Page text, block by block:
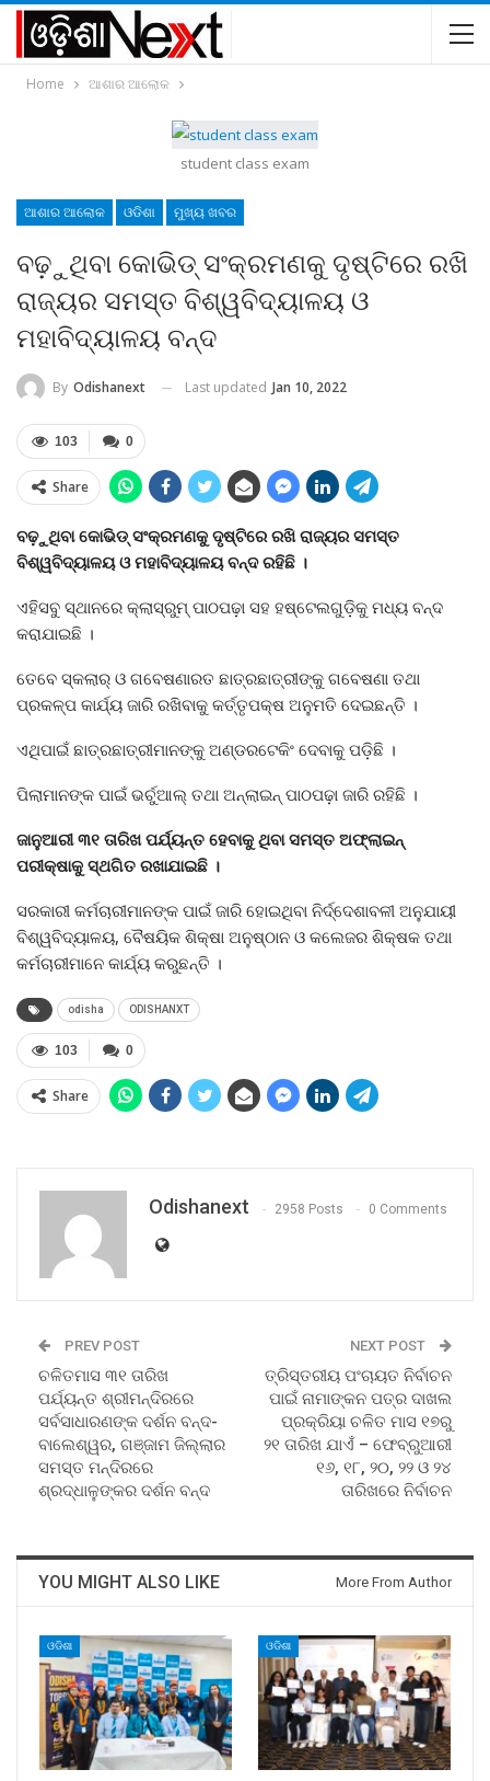
Home ଆଶାର ଆଲୋକ
student class exam
ଆଶାର ଆଲୋକ ଓଡିଶା ମୁଖ୍ୟ ଖବର
ବଢ଼ୁଥିବା କୋଭିଡ୍‍ ସଂକ୍ରମଣକୁ ଦୃଷ୍ଟିରେ ରଖି
ରାଜ୍ୟର ସମସ୍ତ ବିଶ୍ୱବିଦ୍ୟାଳୟ ଓ
ମହାବିଦ୍ୟାଳୟ ବନ୍ଦ
By Odishanext Last updated Jan 10, 2022
0
103
Share
ବଢ଼ୁଥିବା କୋଭିଡ୍‍ ସଂକ୍ରମଣକୁ ଦୃଷ୍ଟିରେ ରଖି ରାଜ୍ୟର ସମସ୍ତ
ବିଶ୍ୱବିଦ୍ୟାଳୟ ଓ ମହାବିଦ୍ୟାଳୟ ବନ୍ଦ ରହିଛି ।
ଏହିସବୁ ସ୍ଥାନରେ କ୍ଲାସ୍‍ରୁମ୍‍ ପାଠପଢ଼ା ସହ ହଷ୍ଟେଲଗୁଡ଼ିକୁ ମଧ୍ୟ ବନ୍ଦ
କରାଯାଇଛି ।
ତେବେ ସ୍କଲାର୍‍ ଓ ଗବେଷଣାରତ ଛାତ୍ରଛାତ୍ରୀଙ୍କୁ ଗବେଷଣା ତଥା
ପ୍ରକଳ୍ପ କାର୍ଯ୍ୟ ଜାରି ରଖିବାକୁ କର୍ତ୍ତୃପକ୍ଷ ଅନୁମତି ଦେଇଛନ୍ତି ।
ଏଥିପାଇଁ ଛାତ୍ରଛାତ୍ରୀମାନଙ୍କୁ ଅଣ୍ଡରଟେକିଂ ଦେବାକୁ ପଡ଼ିଛି ।
ପିଲାମାନଙ୍କ ପାଇଁ ଭର୍ଚୁଆଲ୍‍ ତଥା ଅନ୍‍ଲାଇନ୍‍ ପାଠପଢ଼ା ଜାରି ରହିଛି ।
ଜାନୁଆରୀ ୩୧ ତାରିଖ ପର୍ଯ୍ୟନ୍ତ ହେବାକୁ ଥିବା ସମସ୍ତ ଅଫ୍‍ଲାଇନ୍‍
ପରୀକ୍ଷାକୁ ସ୍ଥଗିତ ରଖାଯାଇଛି ।
ସରକାରୀ କର୍ମଚାରୀମାନଙ୍କ ପାଇଁ ଜାରି ହୋଇଥିବା ନିର୍ଦ୍ଦେଶାବଳୀ ଅନୁଯାୟୀ
ବିଶ୍ୱବିଦ୍ୟାଳୟ, ବୈଷୟିକ ଶିକ୍ଷା ଅନୁଷ୍ଠାନ ଓ କଲେଜର ଶିକ୍ଷକ ତଥା
କର୍ମଚାରୀମାନେ କାର୍ଯ୍ୟ କରୁଛନ୍ତି ।
odisha ODISHANXT
0
103
Share
Odishanext 2958 Posts 0 Comments
PREV POST
ଚଳିତମାସ ୩୧ ତାରିଖ
ପର୍ଯ୍ୟନ୍ତ ଶ୍ରୀମନ୍ଦିରରେ
ସର୍ବସାଧାରଣଙ୍କ ଦର୍ଶନ ବନ୍ଦ-
ବାଲେଶ୍ୱର, ଗଞ୍ଜାମ ଜିଲ୍ଲାର
ସମସ୍ତ ମନ୍ଦିରରେ
ଶ୍ରଦ୍ଧାଳୁଙ୍କର ଦର୍ଶନ ବନ୍ଦ
NEXT POST
ତ୍ରିସ୍ତରୀୟ ପଂଚାୟତ ନିର୍ବାଚନ
ପାଇଁ ନାମାଙ୍କନ ପତ୍ର ଦାଖଲ
ପ୍ରକ୍ରିୟା ଚଳିତ ମାସ ୧୭ରୁ
୨୧ ତାରିଖ ଯାଏଁ – ଫେବ୍ରୁଆରୀ
୧୬, ୧୮, ୨୦, ୨୨ ଓ ୨୪
ତାରିଖରେ ନିର୍ବାଚନ
YOU MIGHT ALSO LIKE More From Author
ଓଡିଶା ଓଡିଶା